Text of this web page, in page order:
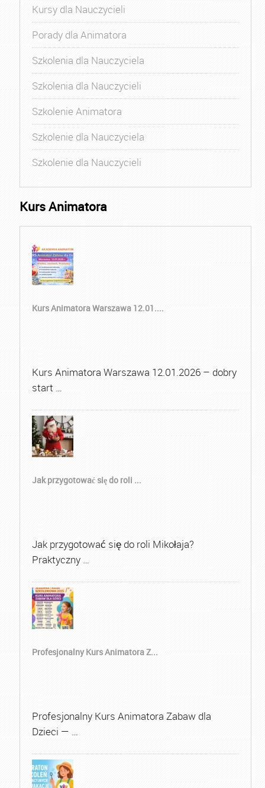
Kursy dla Nauczycieli
Porady dla Animatora
Szkolenia dla Nauczyciela
Szkolenia dla Nauczycieli
Szkolenie Animatora
Szkolenie dla Nauczyciela
Szkolenie dla Nauczycieli
Kurs Animatora
Kurs Animatora Warszawa 12.01....
Kurs Animatora Warszawa 12.01.2026 – dobry
start …
Jak przygotować się do roli ...
Jak przygotować się do roli Mikołaja?
Praktyczny …
Profesjonalny Kurs Animatora Z...
Profesjonalny Kurs Animatora Zabaw dla
Dzieci — …